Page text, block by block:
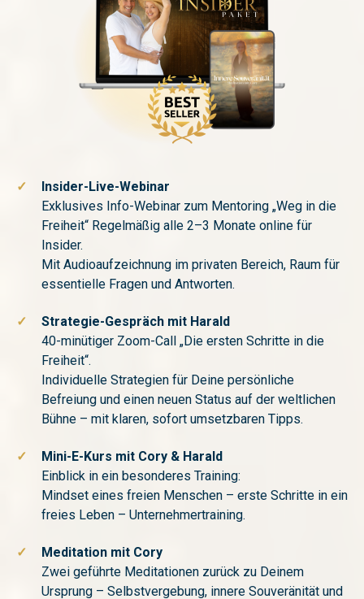
✓
Insider-Live-Webinar
Exklusives Info-Webinar zum Mentoring „Weg in die
Freiheit“ Regelmäßig alle 2–3 Monate online für
Insider.
Mit Audioaufzeichnung im privaten Bereich, Raum für
essentielle Fragen und Antworten.
✓
Strategie-Gespräch mit Harald
40-minütiger Zoom-Call „Die ersten Schritte in die
Freiheit“.
Individuelle Strategien für Deine persönliche
Befreiung und einen neuen Status auf der weltlichen
Bühne – mit klaren, sofort umsetzbaren Tipps.
✓
Mini-E-Kurs mit Cory & Harald
Einblick in ein besonderes Training:
Mindset eines freien Menschen – erste Schritte in ein
freies Leben – Unternehmertraining.
✓
Meditation mit Cory
Zwei geführte Meditationen zurück zu Deinem
Ursprung – Selbstvergebung, innere Souveränität und